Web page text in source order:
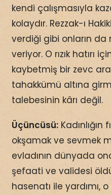
kendi çalışmasıyla
kolaydır. Rezzak-ı
verdiği gibi onların da
veriyor. O rızık hatırı
kaybetmiş bir zevc
tahakkümü altına
talebesinin kârı değil.
Üçüncüsü:Kadınlığın
okşamak ve sevmek
evladının dünyada
şefaati ve validesi
hasenatı ile yardımı,